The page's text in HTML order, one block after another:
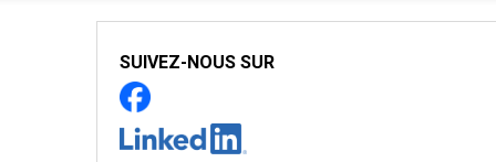
SUIVEZ-NOUS SUR